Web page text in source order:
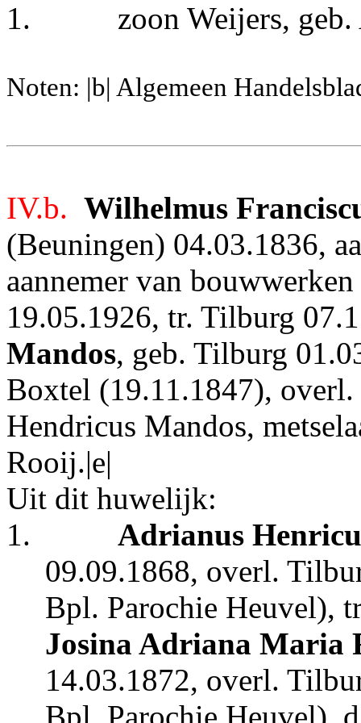
1. zoon Weijers,
Noten: |b| Algemeen
IV.b. Wilhelmus
(Beuningen) 04.03.1836,
aannemer van
19.05.1926, tr. Tilburg
Mandos, geb. Tilburg
Boxtel (19.11.1847),
Hendricus Mandos,
Rooij.|e|
Uit dit huwelijk:
1.
Adrianus
09.09.1868, overl.
Bpl. Parochie Heuvel),
Josina Adriana Maria
14.03.1872, overl.